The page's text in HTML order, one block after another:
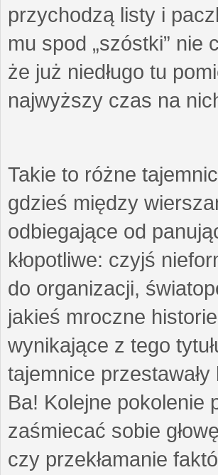
przychodzą listy i
mu spod „szóstki” nie
że już niedługo tu
najwyższy czas na
Takie to różne
gdzieś między
odbiegające od
kłopotliwe: czyjś
do organizacji,
jakieś mroczne
wynikające z tego
tajemnice
Ba! Kolejne pokolenie
zaśmiecać sobie
czy przekłamanie